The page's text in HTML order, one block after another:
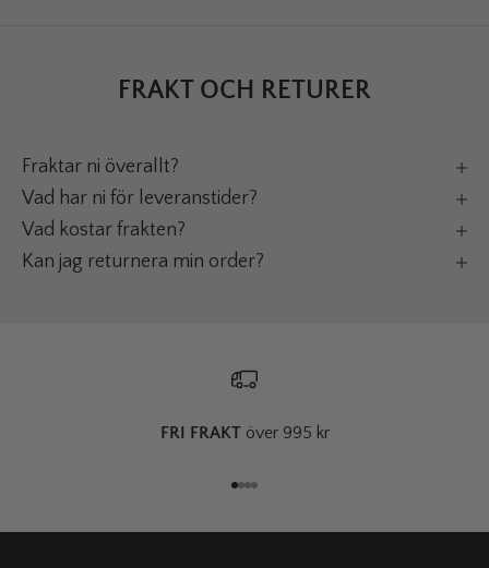
FRAKT OCH RETURER
Fraktar ni överallt?
Vad har ni för leveranstider?
Vad kostar frakten?
Kan jag returnera min order?
FRI FRAKTöver 995 kr
Gå till 1
Gå till 2
Gå till 3
Gå till 4